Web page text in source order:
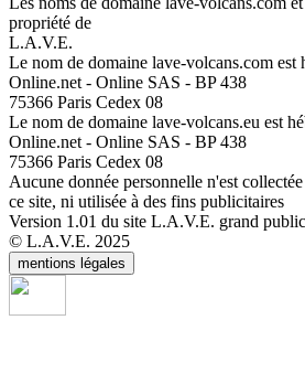
propriété de
L.A.V.E.
Le nom de domaine lave-volcans.com est
Online.net - Online SAS - BP 438
75366 Paris Cedex 08
Le nom de domaine lave-volcans.eu est
Online.net - Online SAS - BP 438
75366 Paris Cedex 08
Aucune donnée personnelle n'est
ce site, ni utilisée à des fins publicitaires
Version 1.01 du site L.A.V.E. grand
© L.A.V.E. 2025
mentions légales